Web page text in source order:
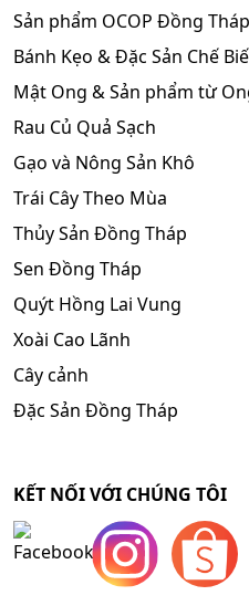
Sản phẩm OCOP Đồng Tháp
Bánh Kẹo & Đặc Sản Chế
Mật Ong & Sản phẩm từ
Rau Củ Quả Sạch
Gạo và Nông Sản Khô
Trái Cây Theo Mùa
Thủy Sản Đồng Tháp
Sen Đồng Tháp
Quýt Hồng Lai Vung
Xoài Cao Lãnh
Cây cảnh
Đặc Sản Đồng Tháp
KẾT NỐI VỚI CHÚNG TÔI